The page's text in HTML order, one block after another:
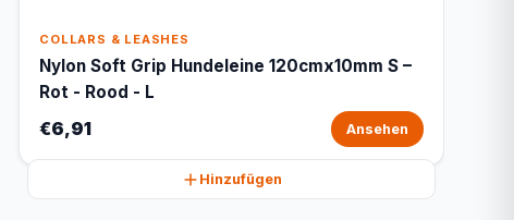
COLLARS & LEASHES
Nylon Soft Grip Hundeleine 120cmx10mm S –
Rot - Rood - L
€6,91 Ansehen
Hinzufügen